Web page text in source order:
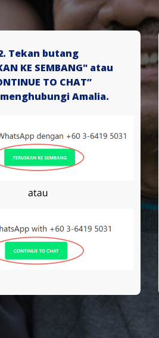
Tekan butang
KE SEMBANG" atau
TO CHAT”
Amalia.